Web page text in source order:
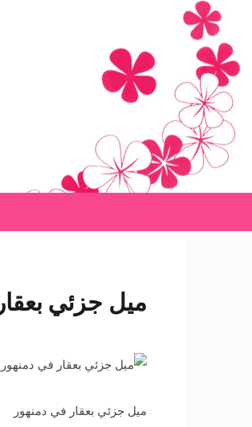
content
(Press
Enter)
ميل جزئي
ميل جزئي بعقار في دمنهور